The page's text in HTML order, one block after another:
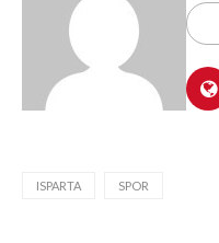
ISPARTA SPOR